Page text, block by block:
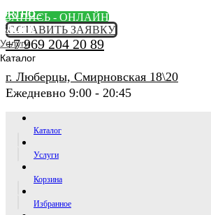
ЗАПИСЬ - ОНЛАЙН
ОСТАВИТЬ ЗАЯВКУ
+7 969 204 20 89
г. Люберцы, Смирновская 18\20
Ежедневно 9:00 - 20:45
Каталог
Услуги
Корзина
Избранное
ORTHO -
SALON
Услуги
Каталог